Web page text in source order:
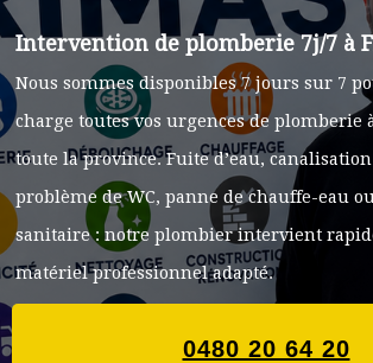
Intervention de plomberie 7j/7 à
Nous sommes disponibles 7 jours sur 7
charge toutes vos urgences de plomberie
toute la province. Fuite d’eau,
problème de WC, panne de chauffe-eau
sanitaire : notre plombier intervient
matériel professionnel adapté.
0480 20 64 20